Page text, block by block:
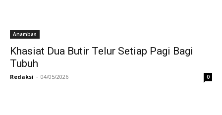
Anambas
Khasiat Dua Butir Telur Setiap Pagi Bagi
Tubuh
Redaksi - 04/05/2026 0